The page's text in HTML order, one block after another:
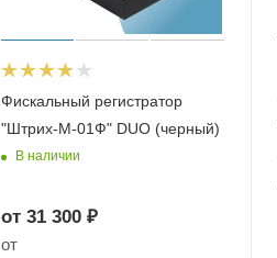
Фискальный регистратор
"Штрих-М-01Ф" DUO (черный)
В наличии
от 31 300 ₽
от